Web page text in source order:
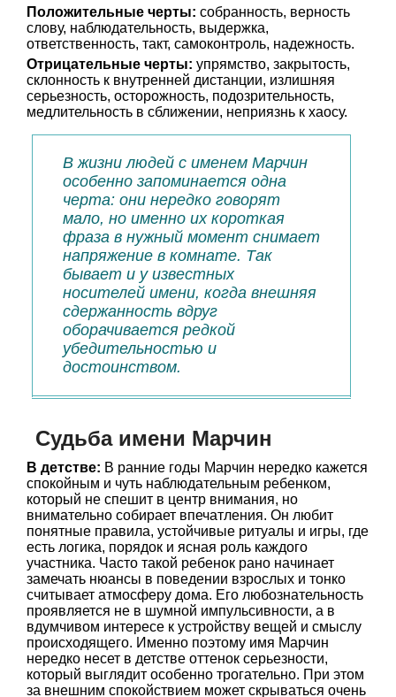
Положительные черты: собранность, верность
слову, наблюдательность, выдержка,
ответственность, такт, самоконтроль, надежность.
Отрицательные черты: упрямство, закрытость,
склонность к внутренней дистанции, излишняя
серьезность, осторожность, подозрительность,
медлительность в сближении, неприязнь к хаосу.
В жизни людей с именем Марчин
особенно запоминается одна
черта: они нередко говорят
мало, но именно их короткая
фраза в нужный момент снимает
напряжение в комнате. Так
бывает и у известных
носителей имени, когда внешняя
сдержанность вдруг
оборачивается редкой
убедительностью и
достоинством.
Судьба имени Марчин
В детстве: В ранние годы Марчин нередко кажется
спокойным и чуть наблюдательным ребенком,
который не спешит в центр внимания, но
внимательно собирает впечатления. Он любит
понятные правила, устойчивые ритуалы и игры, где
есть логика, порядок и ясная роль каждого
участника. Часто такой ребенок рано начинает
замечать нюансы в поведении взрослых и тонко
считывает атмосферу дома. Его любознательность
проявляется не в шумной импульсивности, а в
вдумчивом интересе к устройству вещей и смыслу
происходящего. Именно поэтому имя Марчин
нередко несет в детстве оттенок серьезности,
который выглядит особенно трогательно. При этом
за внешним спокойствием может скрываться очень